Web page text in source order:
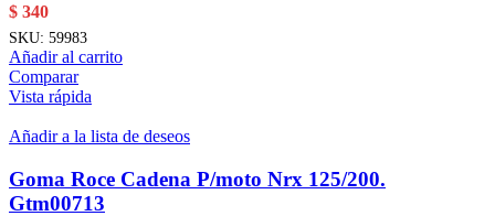
$ 340
SKU: 59983
Añadir al carrito
Comparar
Vista rápida
Añadir a la lista de deseos
Goma Roce Cadena P/moto Nrx 125/200.
Gtm00713